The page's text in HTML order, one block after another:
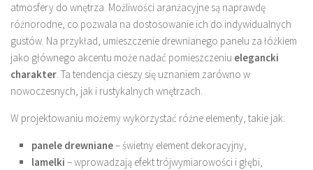
atmosfery do wnętrza. Możliwości aranżacyjne są naprawdę
różnorodne, co pozwala na dostosowanie ich do indywidualnych
gustów. Na przykład, umieszczenie drewnianego panelu za łóżkiem
jako głównego akcentu może nadać pomieszczeniu elegancki
charakter. Ta tendencja cieszy się uznaniem zarówno w
nowoczesnych, jak i rustykalnych wnętrzach.
W projektowaniu możemy wykorzystać różne elementy, takie jak:
panele drewniane– świetny element dekoracyjny,
lamelki – wprowadzają efekt trójwymiarowości i głębi,